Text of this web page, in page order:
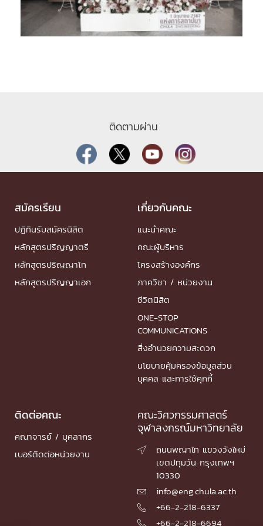
ติดตามผ่าน
สมัครเรียน
ปฏิทินรับสมัครนิสิต
หลักสูตรปริญญาตรี
หลักสูตรปริญญาโท
หลักสูตรปริญญาเอก
เกี่ยวกับคณะ
แนะนำคณะ
คณะผู้บริหาร
โครงสร้างองค์กร
ภาควิชา / หน่วยงาน
ชีวิตนิสิต
ONE-STOP
COMMUNICATIONS
สิ่งอำนวยความสะดวก
นโยบายคุ้มครองข้อมูลส่วน
บุคคล และการใช้คุกกี้
ติดต่อคณะ
คณาจารย์ / บุคลากร
เบอร์ติดต่อหน่วยงาน
คณะวิศวกรรมศาสตร์
จุฬาลงกรณ์มหาวิทยาลัย

ถนนพญาไท แขวงวังใหม่
เขตปทุมวัน กรุงเทพฯ
10330
 info@eng.chula.ac.th
 +66-2-218-6337
 +66-2-218-6694